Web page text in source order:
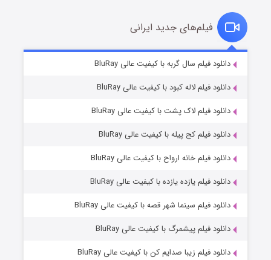
قسمت۷ (زیرنویس) منتشر شد
شوگر فصل ۲
فیلم‌های جدید ایرانی
دانلود فیلم سال گربه با کیفیت عالی BluRay
دانلود فیلم لاله کبود با کیفیت عالی BluRay
دانلود فیلم لاک پشت با کیفیت عالی BluRay
دانلود فیلم کج‌ پیله با کیفیت عالی BluRay
دانلود فیلم خانه ارواح با کیفیت عالی BluRay
دانلود فیلم یازده یازده با کیفیت عالی BluRay
دانلود فیلم سینما شهر قصه با کیفیت عالی BluRay
دانلود فیلم پیشمرگ با کیفیت عالی BluRay
دانلود فیلم زیبا صدایم کن با کیفیت عالی BluRay